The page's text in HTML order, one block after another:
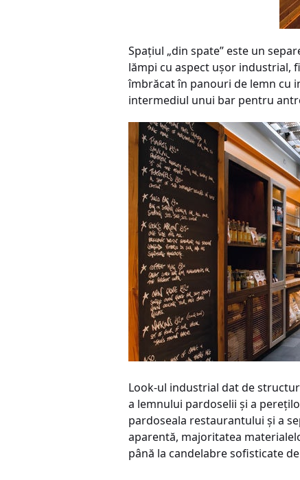
Spaţiul „din spate” este un
lămpi cu aspect uşor industrial,
îmbrăcat în panouri de lemn cu
intermediul unui bar pentru
Look-ul industrial dat de
a lemnului pardoselii şi a
pardoseala restaurantului şi a
aparentă, majoritatea
până la candelabre sofisticate